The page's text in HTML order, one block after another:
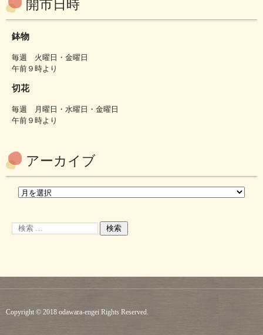
開市日時
鉢物
毎週 火曜日・金曜日
午前９時より
切花
毎週 月曜日・水曜日・金曜日
午前９時より
アーカイブ
Copyright © 2018 odawara-engei Rights Reserved.